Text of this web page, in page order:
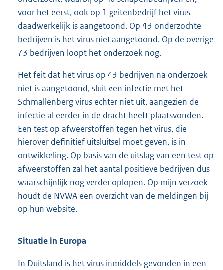
voor het eerst, ook op 1 geitenbedrijf het virus
daadwerkelijk is aangetoond. Op 43 onderzochte
bedrijven is het virus niet aangetoond. Op de overige
73 bedrijven loopt het onderzoek nog.
Het feit dat het virus op 43 bedrijven na onderzoek
niet is aangetoond, sluit een infectie met het
Schmallenberg virus echter niet uit, aangezien de
infectie al eerder in de dracht heeft plaatsvonden.
Een test op afweerstoffen tegen het virus, die
hierover definitief uitsluitsel moet geven, is in
ontwikkeling. Op basis van de uitslag van een test op
afweerstoffen zal het aantal positieve bedrijven dus
waarschijnlijk nog verder oplopen. Op mijn verzoek
houdt de NVWA een overzicht van de meldingen bij
op hun website.
Situatie in Europa
In Duitsland is het virus inmiddels gevonden in een